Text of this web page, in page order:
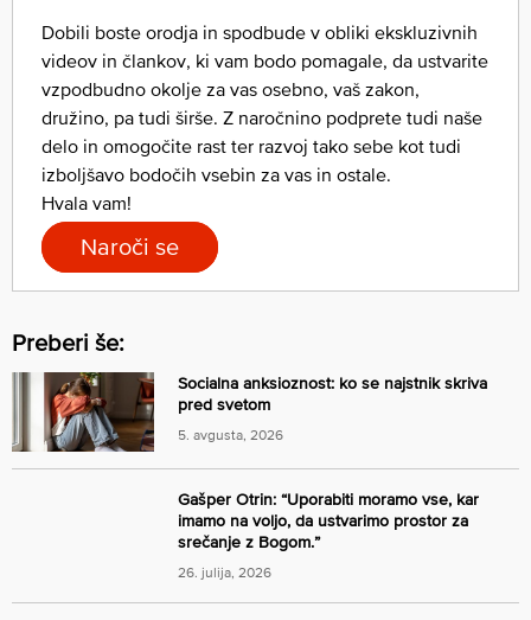
Dobili boste orodja in spodbude v obliki ekskluzivnih
videov in člankov, ki vam bodo pomagale, da ustvarite
vzpodbudno okolje za vas osebno, vaš zakon,
družino, pa tudi širše. Z naročnino podprete tudi naše
delo in omogočite rast ter razvoj tako sebe kot tudi
izboljšavo bodočih vsebin za vas in ostale.
Hvala vam!
Naroči se
Preberi še:
Socialna anksioznost: ko se najstnik skriva
pred svetom
5. avgusta, 2026
Gašper Otrin: “Uporabiti moramo vse, kar
imamo na voljo, da ustvarimo prostor za
srečanje z Bogom.”
26. julija, 2026